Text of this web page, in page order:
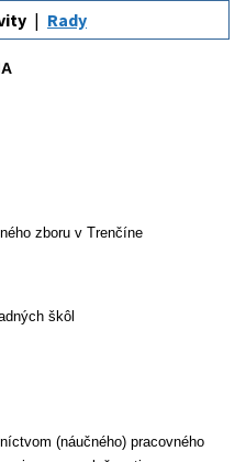
Rady
zboru v Trenčíne
škôl
(náučného) pracovného